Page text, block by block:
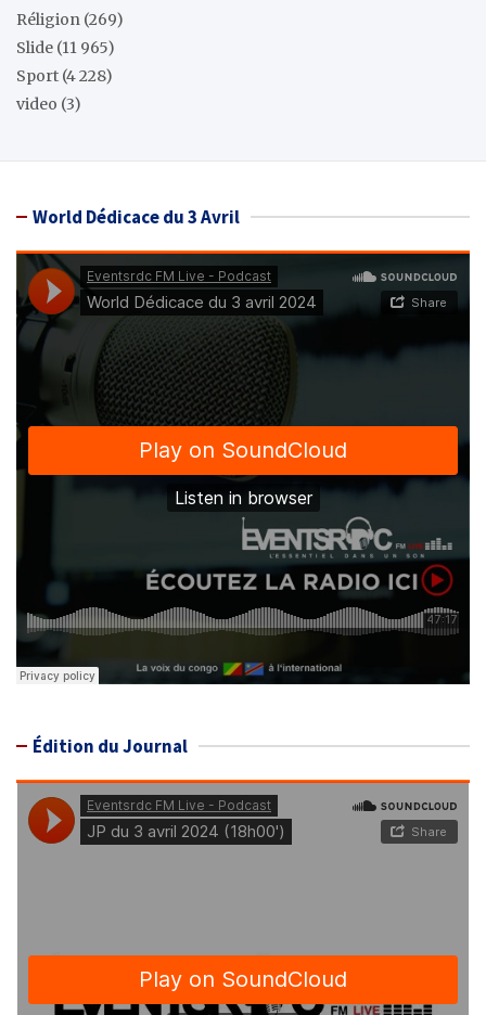
Réligion (269)
Slide (11 965)
Sport (4 228)
video (3)
World Dédicace du 3 Avril
Édition du Journal